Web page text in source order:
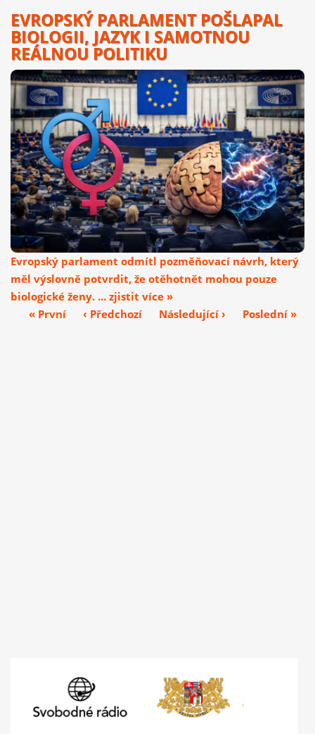
EVROPSKÝ PARLAMENT POŠLAPAL
BIOLOGII, JAZYK I SAMOTNOU
REÁLNOU POLITIKU
Evropský parlament odmítl pozměňovací návrh, který
měl výslovně potvrdit, že otěhotnět mohou pouze
biologické ženy. ... zjistit více »
« První
‹ Předchozí Následující › Poslední »